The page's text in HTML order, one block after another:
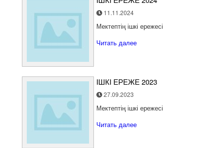
11.11.2024
Мектептің ішкі ережесі
Читать далее
ІШКІ ЕРЕЖЕ 2023
27.09.2023
Мектептің ішкі ережесі
Читать далее